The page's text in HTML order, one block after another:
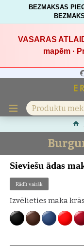
BEZMAKSAS
VASARAS
mapēm ·
Sieviešu ādas
Atklājiet Eric Lasko
izsmalcinātusieviešu ādas
akcentiem. Katrs maks ir
pilngraudu ādasdziļā
meistarīgu roku darbu.
Rādīt vairāk
Izvēlieties maka